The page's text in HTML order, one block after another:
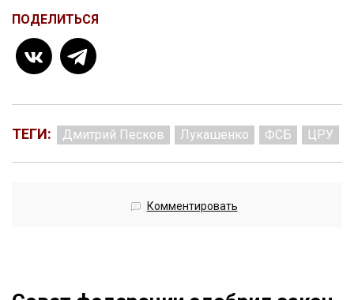
ПОДЕЛИТЬСЯ
ТЕГИ: Дмитрий Песков Лукашенко ФСБ ЦРУ
Комментировать